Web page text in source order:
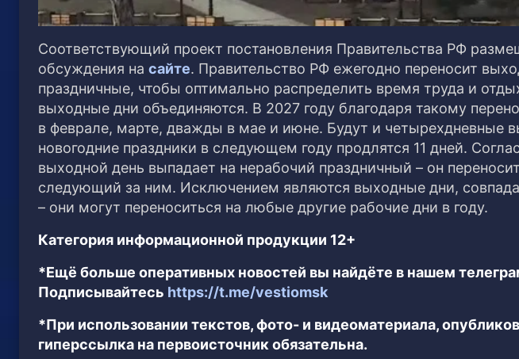
Соответствующий проект постановления Правительства РФ
обсуждения на сайте. Правительство РФ ежегодно переносит
праздничные, чтобы оптимально распределить время труда и
выходные дни объединяются. В 2027 году благодаря такому
в феврале, марте, дважды в мае и июне. Будут и четырехдневные
новогодние праздники в следующем году продлятся 11 дней.
выходной день выпадает на нерабочий праздничный – он
следующий за ним. Исключением являются выходные дни,
– они могут переноситься на любые другие рабочие дни в году.
Категория информационной продукции 12+
*Ещё больше оперативных новостей вы найдёте в нашем
Подписывайтесь https://t.me/vestiomsk
*При использовании текстов, фото- и видеоматериала,
гиперссылка на первоисточник обязательна.